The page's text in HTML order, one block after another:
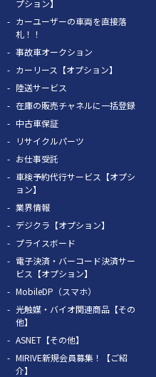
プション】
カーユーザーの車両を直接落
札！！
事故車オークション
カーリース【オプション】
陸送サービス
在庫の販売チャネルに一括登録
中古車保証
リサイクルパーツ
お仕事受託
車検予約代行サービス【オプシ
ョン】
業界情報
デジクラ【オプション】
プライスボード
電子決済・バーコード決済サー
ビス【オプション】
MobileDP（スマホ）
光触媒・バイオ関連商品【その
他】
ASNET【その他】
MIRIVE新規会員募集！【ご紹
介】